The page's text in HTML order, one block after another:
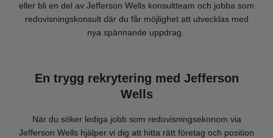
eller bli en del av Jefferson Wells konsultteam och jobba som
redovisningskonsult där du får möjlighet att utvecklas med
nya spännande uppdrag.
En trygg rekrytering med Jefferson
Wells
När du söker lediga jobb som redovisningsekonom via
Jefferson Wells hjälper vi dig att hitta rätt företag och position